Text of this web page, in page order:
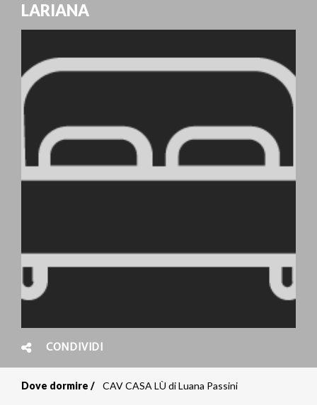
LARIANA
CONDIVIDI
Dove dormire CAV CASA LÙ di Luana Passini